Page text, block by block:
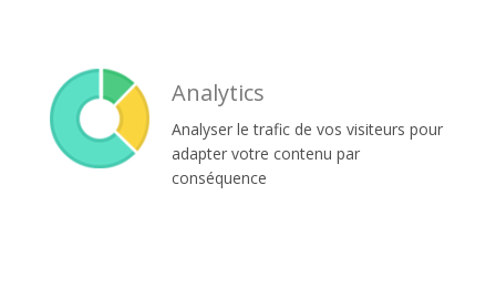
Analytics
Analyser le trafic de vos visiteurs pour
adapter votre contenu par
conséquence